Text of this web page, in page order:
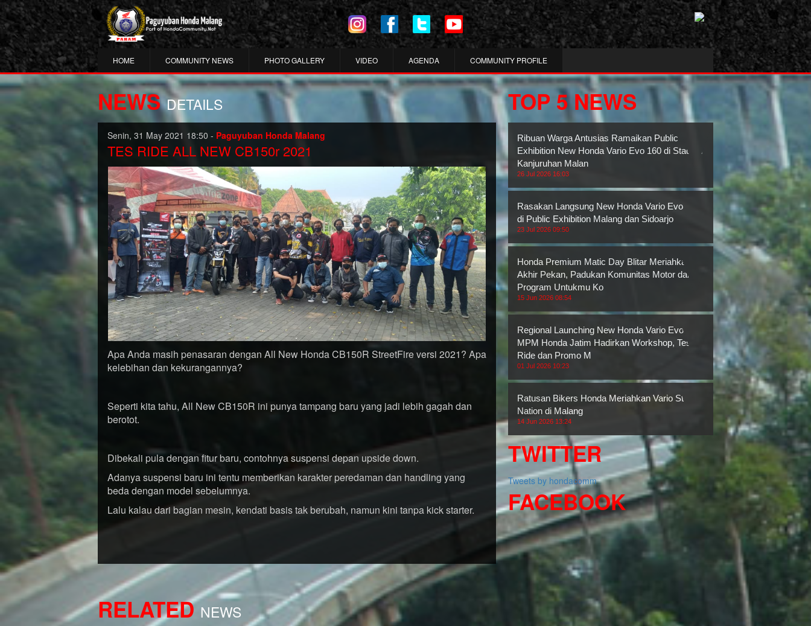
HOME COMMUNITY NEWS PHOTO GALLERY VIDEO AGENDA COMMUNITY PROFILE
NEWS DETAILS
Senin, 31 May 2021 18:50 - Paguyuban Honda Malang
TES RIDE ALL NEW CB150r 2021
Apa Anda masih penasaran dengan All New Honda CB150R StreetFire versi 2021? Apa
kelebihan dan kekurangannya?
Seperti kita tahu, All New CB150R ini punya tampang baru yang jadi lebih gagah dan
berotot.
Dibekali pula dengan fitur baru, contohnya suspensi depan upside down.
Adanya suspensi baru ini tentu memberikan karakter peredaman dan handling yang
beda dengan model sebelumnya.
Lalu kalau dari bagian mesin, kendati basis tak berubah, namun kini tanpa kick starter.
RELATED NEWS
TOP 5 NEWS
Ribuan Warga Antusias Ramaikan Public
Exhibition New Honda Vario Evo 160 di Stadion
Kanjuruhan Malan
26 Jul 2026 16:03
Rasakan Langsung New Honda Vario Evo 160
di Public Exhibition Malang dan Sidoarjo
23 Jul 2026 09:50
Honda Premium Matic Day Blitar Meriahkan
Akhir Pekan, Padukan Komunitas Motor dan
Program Untukmu Ko
15 Jun 2026 08:54
Regional Launching New Honda Vario Evo 160,
MPM Honda Jatim Hadirkan Workshop, Test
Ride dan Promo M
01 Jul 2026 10:23
Ratusan Bikers Honda Meriahkan Vario Street
Nation di Malang
14 Jun 2026 13:24
TWITTER
Tweets by hondacomm
FACEBOOK